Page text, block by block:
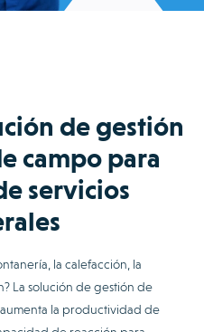
de gestión
campo para
servicios
la calefacción, la
La solución de gestión de
la productividad de